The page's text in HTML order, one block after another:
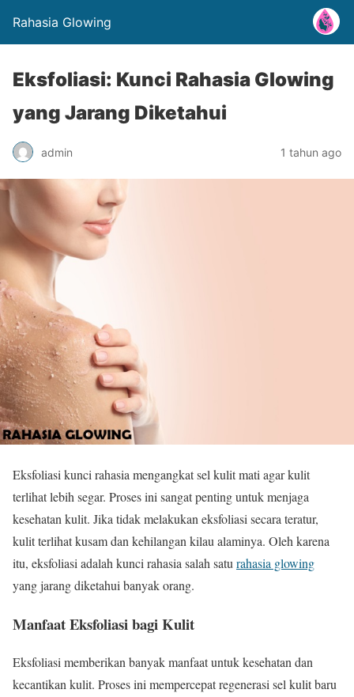
Rahasia Glowing
Eksfoliasi: Kunci Rahasia Glowing
yang Jarang Diketahui
admin 1 tahun ago
Eksfoliasi kunci rahasia mengangkat sel kulit mati agar kulit
terlihat lebih segar. Proses ini sangat penting untuk menjaga
kesehatan kulit. Jika tidak melakukan eksfoliasi secara teratur,
kulit terlihat kusam dan kehilangan kilau alaminya. Oleh karena
itu, eksfoliasi adalah kunci rahasia salah satu rahasia glowing
yang jarang diketahui banyak orang.
Manfaat Eksfoliasi bagi Kulit
Eksfoliasi memberikan banyak manfaat untuk kesehatan dan
kecantikan kulit. Proses ini mempercepat regenerasi sel kulit baru